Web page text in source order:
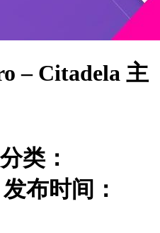
– Citadela 主
分类：
发布时间：